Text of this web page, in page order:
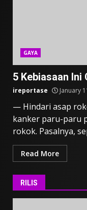
GAYA
5 Kebiasaan Ini
ireportase January
— Hindari asap
kanker paru-paru
rokok. Pasalnya,
Read More
RILIS